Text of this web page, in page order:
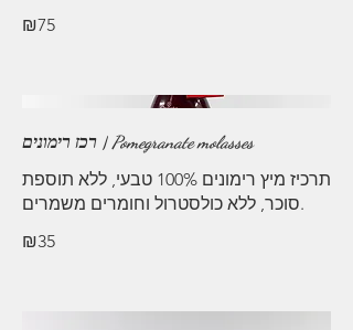
₪75
רכז רימונים | Pomegranate molasses
תרכיז מיץ רימונים 100% טבעי, ללא תוספת
₪35